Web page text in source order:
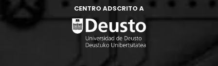
CENTRO ADSCRITO A